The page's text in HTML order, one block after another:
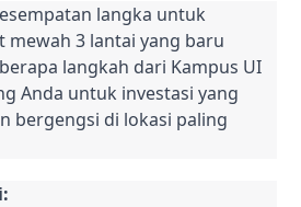
langka untuk
3 lantai yang baru
langkah dari Kampus UI
Anda untuk investasi yang
bergengsi di lokasi paling